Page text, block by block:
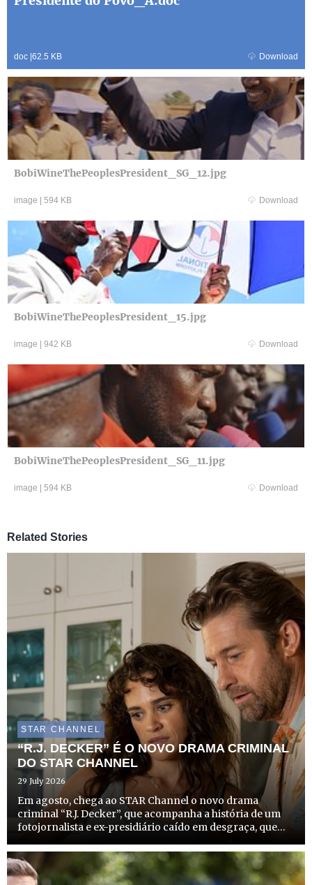
doc |62.5 KB Download
BobiWineThePeoplesPresident_SG_12.jpg
image | 594 KB Download
BobiWineThePeoplesPresident_15.jpg
image | 942 KB Download
BobiWineThePeoplesPresident_SG_11.jpg
image | 594 KB Download
Related Stories
STAR CHANNEL
“R.J. DECKER” É O NOVO DRAMA CRIMINAL
DO STAR CHANNEL
29 July 2026
Em agosto, chega ao STAR Channel o novo drama
criminal “R.J. Decker”, que acompanha a história de um
fotojornalista e ex-presidiário caído em desgraça, que
solarengo e criminoso Sul da Flórida. A estreia desta
produção que com...